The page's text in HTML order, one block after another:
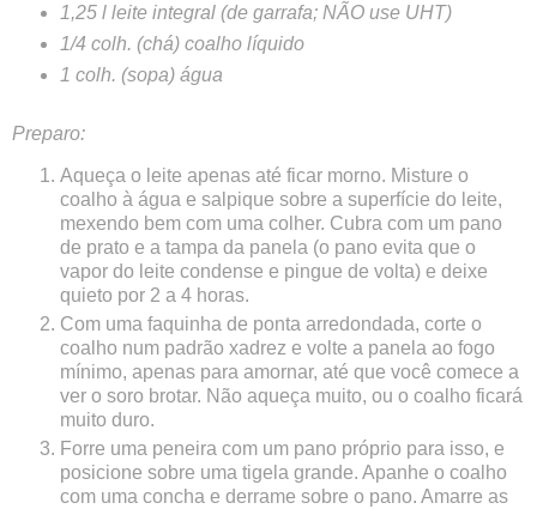
1,25 l leite integral (de garrafa; NÃO use UHT)
1/4 colh. (chá) coalho líquido
1 colh. (sopa) água
Preparo:
Aqueça o leite apenas até ficar morno. Misture o
coalho à água e salpique sobre a superfície do leite,
mexendo bem com uma colher. Cubra com um pano
de prato e a tampa da panela (o pano evita que o
vapor do leite condense e pingue de volta) e deixe
quieto por 2 a 4 horas.
Com uma faquinha de ponta arredondada, corte o
coalho num padrão xadrez e volte a panela ao fogo
mínimo, apenas para amornar, até que você comece a
ver o soro brotar. Não aqueça muito, ou o coalho ficará
muito duro.
Forre uma peneira com um pano próprio para isso, e
posicione sobre uma tigela grande. Apanhe o coalho
com uma concha e derrame sobre o pano. Amarre as